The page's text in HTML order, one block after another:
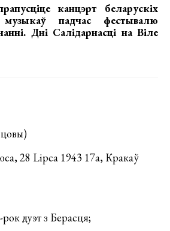
канцэрт беларускіх
музыкаў падчас фестывалю
Дні Салідарнасці на Віле
28 Lipca 1943 17a, Кракаў
дуэт з Берасця;